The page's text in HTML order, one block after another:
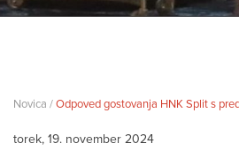
Novica /Odpoved gostovanja HNK Split s
torek, 19. november 2024